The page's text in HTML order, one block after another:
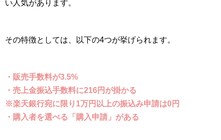
い人気があります。
その特徴としては、以下の4つが挙げられます。
・販売手数料が3.5%
・売上金振込手数料に216円が掛かる
※楽天銀行宛に限り1万円以上の振込み申請は0円
・購入者を選べる「購入申請」がある